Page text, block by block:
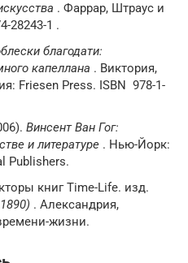
. Фаррар, Штраус и
28243-1 .
благодати:
капеллана . Виктория,
Friesen Press. ISBN 978-1-
Винсент Ван Гог:
и литературе . Нью-Йорк:
Publishers.
книг Time-Life. изд.
. Александрия,
жизни.